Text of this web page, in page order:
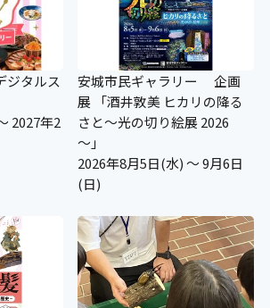
ジタルス
2027年2
安城市民ギャラリー 企画
展 「酒井敦美 ヒカリの降る
さと～光の切り絵展 2026
～」
2026年8月5日(水) ～ 9月6日
(日)